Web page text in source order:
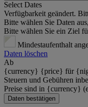
Select Dates
Verfügbarkeit geändert.
Bitte wählen Sie Daten
Bitte wählen Sie ein Ziel
Mindestaufenthalt
Daten löschen
Ab
{currency} {price} für
Steuern und Gebühren
Preise sind in {currency}
Daten bestätigen